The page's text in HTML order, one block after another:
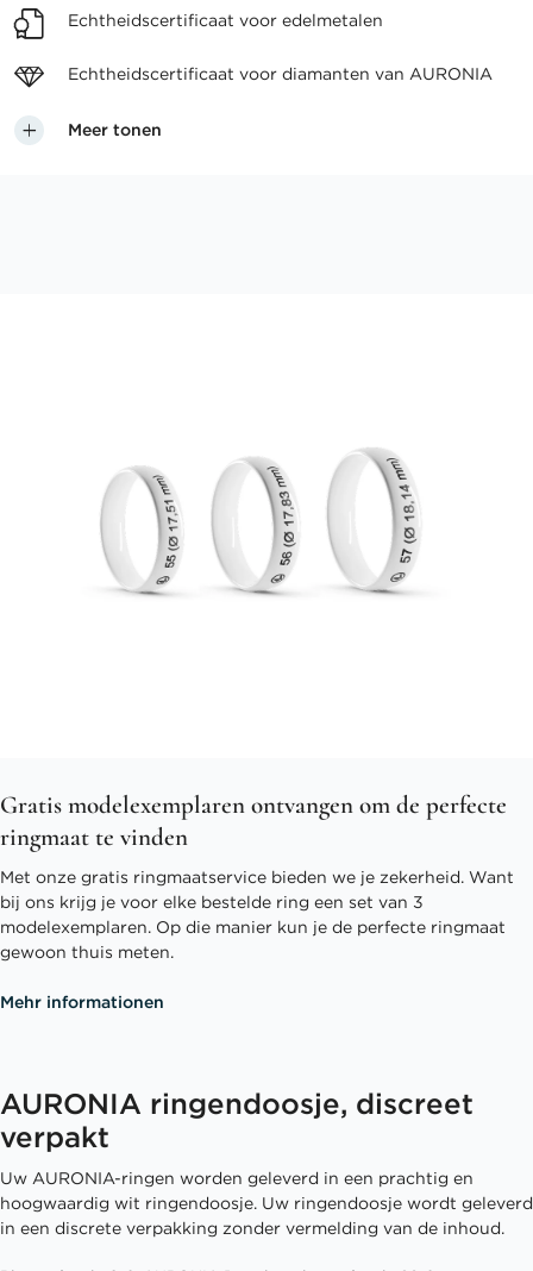
Echtheidscertificaat voor edelmetalen
Echtheidscertificaat voor diamanten van AURONIA
Meer tonen
Gratis modelexemplaren ontvangen om de perfecte
ringmaat te vinden
Met onze gratis ringmaatservice bieden we je zekerheid. Want
bij ons krijg je voor elke bestelde ring een set van 3
modelexemplaren. Op die manier kun je de perfecte ringmaat
gewoon thuis meten.
Mehr informationen
AURONIA ringendoosje, discreet
verpakt
Uw AURONIA-ringen worden geleverd in een prachtig en
hoogwaardig wit ringendoosje. Uw ringendoosje wordt geleverd
in een discrete verpakking zonder vermelding van de inhoud.